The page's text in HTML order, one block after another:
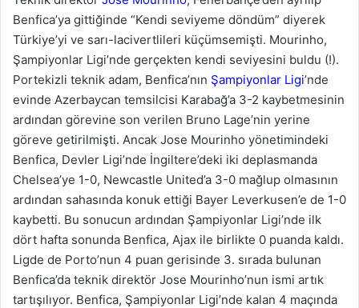
Benfica’ya gittiğinde “Kendi seviyeme döndüm” diyerek
Türkiye’yi ve sarı-lacivertlileri küçümsemişti. Mourinho,
Şampiyonlar Ligi’nde gerçekten kendi seviyesini buldu (!).
Portekizli teknik adam, Benfica’nın Şampiyonlar Ligi’nde
evinde Azerbaycan temsilcisi Karabağ’a 3-2 kaybetmesinin
ardından görevine son verilen Bruno Lage’nin yerine
göreve getirilmişti. Ancak Jose Mourinho yönetimindeki
Benfica, Devler Ligi’nde İngiltere’deki iki deplasmanda
Chelsea’ye 1-0, Newcastle United’a 3-0 mağlup olmasının
ardından sahasında konuk ettiği Bayer Leverkusen’e de 1-0
kaybetti. Bu sonucun ardından Şampiyonlar Ligi’nde ilk
dört hafta sonunda Benfica, Ajax ile birlikte 0 puanda kaldı.
Ligde de Porto’nun 4 puan gerisinde 3. sırada bulunan
Benfica’da teknik direktör Jose Mourinho’nun ismi artık
tartışılıyor. Benfica, Şampiyonlar Ligi’nde kalan 4 maçında